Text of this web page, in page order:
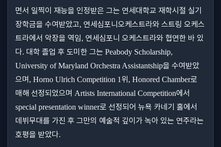
면서 일찍이 재능을 인정받은 그는 연세대학교 재학시절 실기
장학금을 수여받았고, 연세심포니오케스트라와 스트링 오케스
트라에서 악장을 역임, 연세심포니 오케스트라와 협연한 바 있
다. 대학 졸업 후 도미한 그는 Peabody Scholarship,
University of Maryland Orchestra Assistantship을 수여받았
으며 , Horno Ulrich Competition 1 위, Honored Chamber로
매해 선정되었으며 Artists International Competition에서
special presentation winner로 선정되어 뉴욕 카네기 홀에서
데뷔무대를 가진 후 그만의 예술적 깊이가 녹아 있는 연주라는
호평을 받았다.